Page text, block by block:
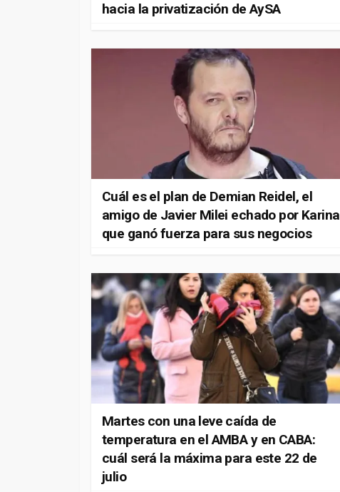
hacia la privatización de AySA
Cuál es el plan de Demian Reidel, el
amigo de Javier Milei echado por Karina
que ganó fuerza para sus negocios
Martes con una leve caída de
temperatura en el AMBA y en CABA:
cuál será la máxima para este 22 de
julio